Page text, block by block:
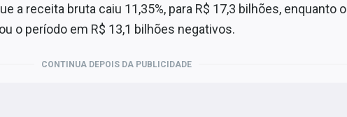
a receita bruta caiu 11,35%, para R$ 17,3 bilhões, enquanto o
o período em R$ 13,1 bilhões negativos.
CONTINUA DEPOIS DA PUBLICIDADE